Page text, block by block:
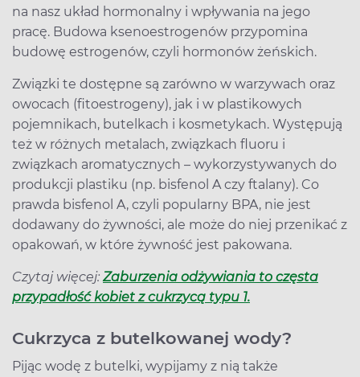
na nasz układ hormonalny i wpływania na jego
pracę. Budowa ksenoestrogenów przypomina
budowę estrogenów, czyli hormonów żeńskich.
Związki te dostępne są zarówno w warzywach oraz
owocach (fitoestrogeny), jak i w plastikowych
pojemnikach, butelkach i kosmetykach. Występują
też w różnych metalach, związkach fluoru i
związkach aromatycznych – wykorzystywanych do
produkcji plastiku (np. bisfenol A czy ftalany). Co
prawda bisfenol A, czyli popularny BPA, nie jest
dodawany do żywności, ale może do niej przenikać z
opakowań, w które żywność jest pakowana.
Czytaj więcej: Zaburzenia odżywiania to częsta
przypadłość kobiet z cukrzycą typu 1.
Cukrzyca z butelkowanej wody?
Pijąc wodę z butelki, wypijamy z nią także